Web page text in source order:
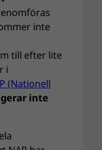
inte
till efter lite
i
(Nationell
inte